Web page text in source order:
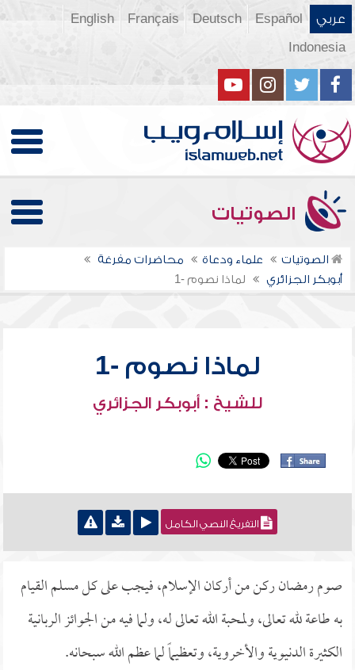
عربي Español
Deutsch
Français
English
Indonesia
الصوتيات
الصوتيات علماء ودعاة
محاضرات مفرغة
أبوبكر الجزائري
لماذا نصوم -1
لماذا نصوم -1
للشيخ : أبوبكر الجزائري
التفريغ النصي الكامل
صوم رمضان ركن من أركان الإسلام، فيجب على كل مسلم القيام
به طاعة لله تعالى، ولمحبة الله تعالى له، ولما فيه من الجوائز الربانية
الكثيرة الدنيوية والأخروية، وتعظيماً لما عظم الله سبحانه.